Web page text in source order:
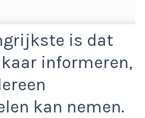
is dat
informeren,
kan nemen.